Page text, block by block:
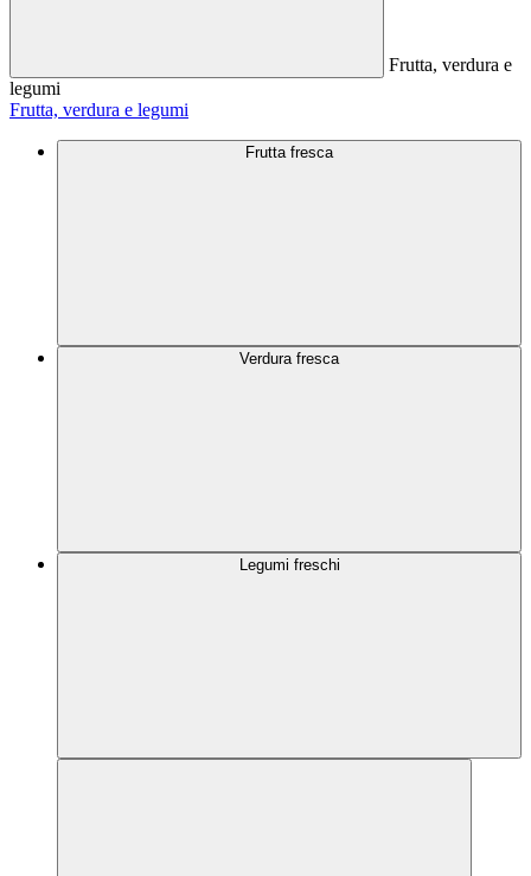
Frutta, verdura e
legumi
Frutta, verdura e legumi
Frutta fresca
Verdura fresca
Legumi freschi